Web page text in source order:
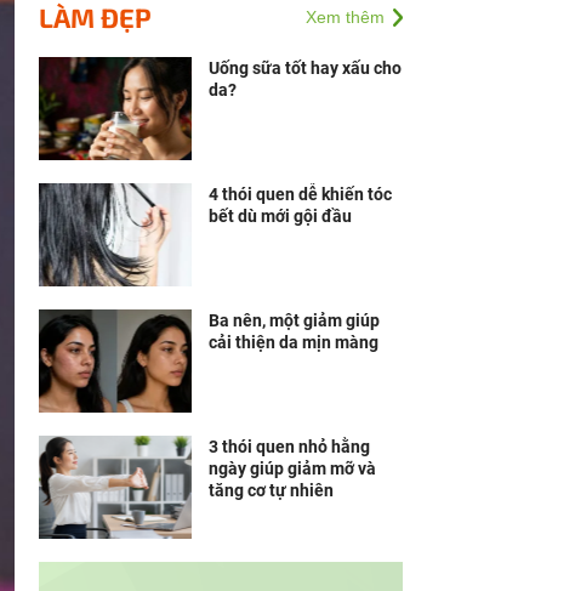
LÀM ĐẸP Xem thêm
Uống sữa tốt hay xấu cho
da?
4 thói quen dễ khiến tóc
bết dù mới gội đầu
Ba nên, một giảm giúp
cải thiện da mịn màng
3 thói quen nhỏ hằng
ngày giúp giảm mỡ và
tăng cơ tự nhiên